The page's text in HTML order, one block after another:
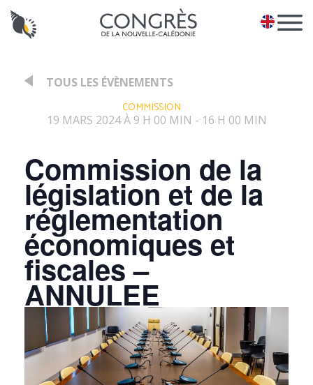
EN
TOUS LES ÉVÈNEMENTS
COMMISSION
19 MARS 2024 À 9 H 00 MIN - 16 H 00 MIN
Commission de la
législation et de la
réglementation
économiques et
fiscales –
ANNULEE
Panneau de gestion des cookies